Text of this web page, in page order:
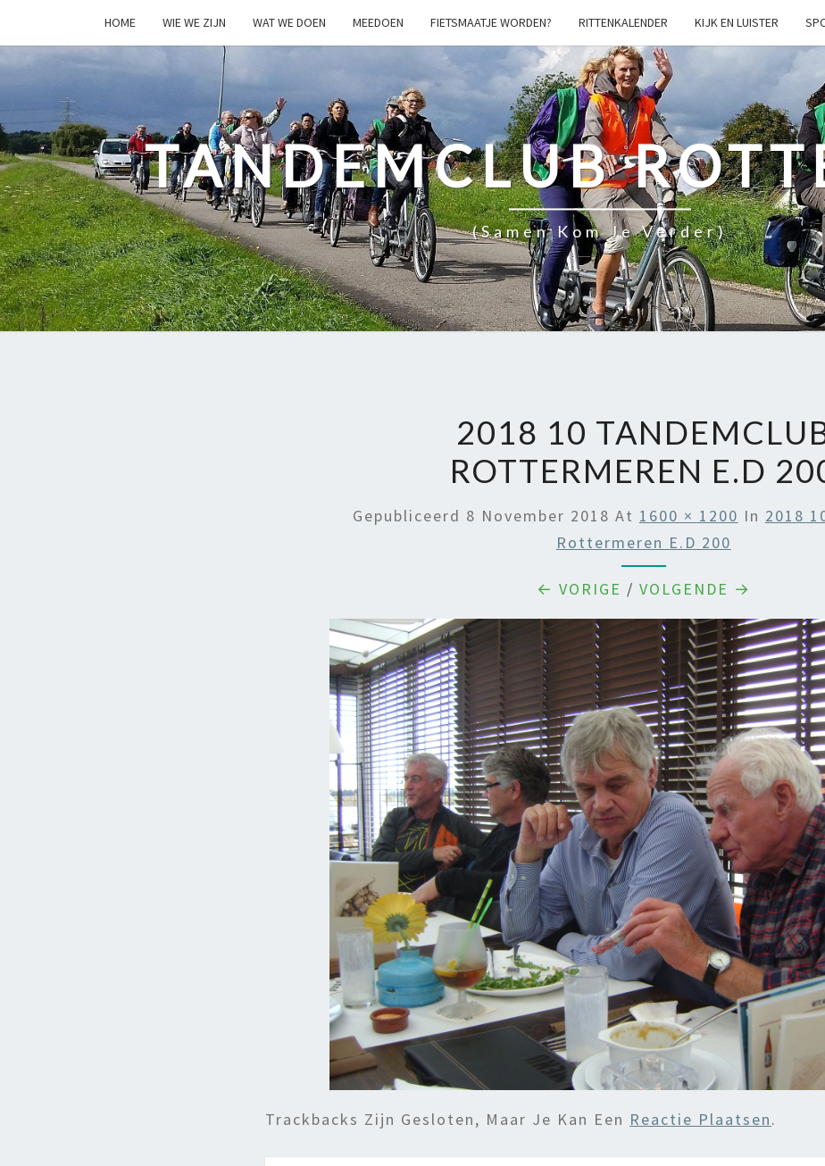
HOME WIE WE ZIJN WAT WE DOEN MEEDOEN FIETSMAATJE WORDEN? RITTENKALENDER KIJK EN LUISTER
TANDEMCLUB
(samen Kom Je Verder)
2018 10
ROTTERMEREN E.D
Gepubliceerd 8 November 2018 At 1600 × 1200 In 2018
Rottermeren E.d 200
← VORIGE / VOLGENDE →
Trackbacks Zijn Gesloten, Maar Je Kan Een Reactie Plaatsen.